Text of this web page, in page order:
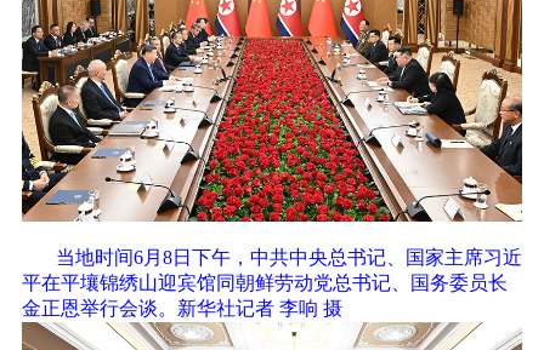
当地时间6月8日下午，中共中央总书记、国家主席习近
平在平壤锦绣山迎宾馆同朝鲜劳动党总书记、国务委员长
金正恩举行会谈。新华社记者 李响 摄